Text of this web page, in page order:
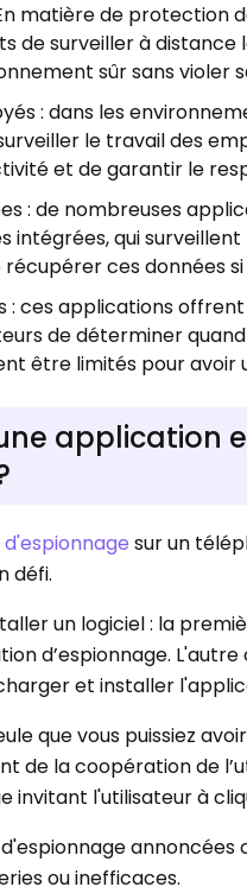
matière de protection
de surveiller à distance
sûr sans violer
: dans les
le travail des
et de garantir le
: de nombreuses
intégrées, qui
ces données
ces applications
de déterminer
être limités pour avoir
application
sur un
défi.
un logiciel : la
d’espionnage.
et installer
que vous puissiez
de la coopération de
l'utilisateur à
ou inefficaces.